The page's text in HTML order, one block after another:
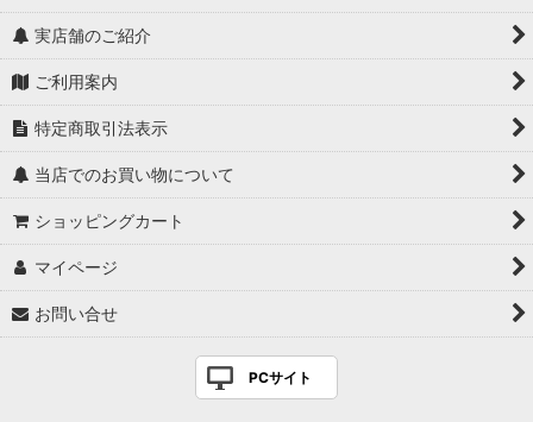
実店舗のご紹介
ご利用案内
特定商取引法表示
当店でのお買い物について
ショッピングカート
マイページ
お問い合せ
PCサイト